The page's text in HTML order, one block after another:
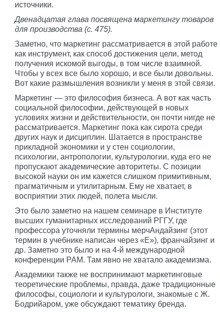
источники.
Двенадцатая глава посвящена маркетингу товаров
для производства (с. 475).
Заметно, что маркетинг рассматривается в этой работе
как инструмент, как способ достижения цели, метод
получения искомой выгоды, в том числе взаимной.
Чтобы у всех все было хорошо, и все были довольны.
Вот какие размышления возникли у меня в этой связи.
Маркетинг — это философия бизнеса. А вот как часть
социальной философии, действующей в новых
условиях жизни и действительности, он почти нигде не
рассматривается. Маркетинг пока как сирота среди
других наук и дисциплин. Шатается в пространстве
прикладной экономики и у стен социологии,
психологии, антропологии, культурологии, куда его не
пропускают академические авторитеты. С позиции
высокой науки он им кажется слишком примитивным,
прагматичным и утилитарным. Ему не хватает, в
восприятии этих людей, полета мысли.
Это было заметно на нашем семинаре в Институте
высших гуманитарных исследований РГГУ, где
профессора уточняли термины мерчАндайзинг (этот
термин в учебнике написан через «Е»), франчайзинг и
др. Заметно это было и на 4-й международной
конференции РАМ. Там явно не хватало академизма.
Академики также не воспринимают маркетинговые
теоретические проблемы, правда, даже традиционные
философы, социологи и культурологи, знакомые с Ж.
Бодрийаром, уже обсуждают тематику бренда.